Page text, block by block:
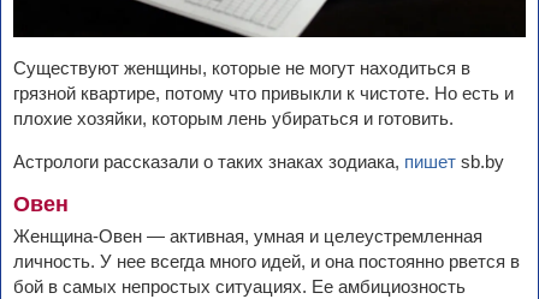
Существуют женщины, которые не могут находиться в
грязной квартире, потому что привыкли к чистоте. Но есть и
плохие хозяйки, которым лень убираться и готовить.
Астрологи рассказали о таких знаках зодиака, пишет sb.by
Овен
Женщина-Овен — активная, умная и целеустремленная
личность. У нее всегда много идей, и она постоянно рвется в
бой в самых непростых ситуациях. Ее амбициозность